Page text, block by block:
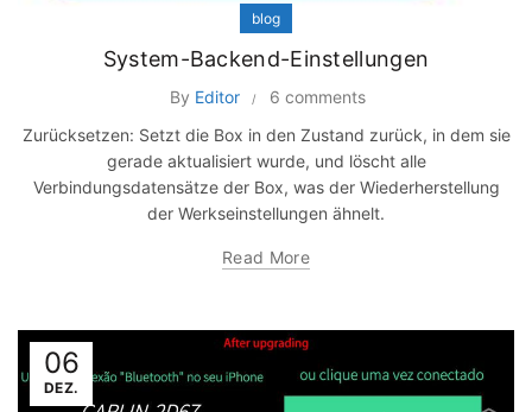
blog
System-Backend-Einstellungen
By Editor
6 comments
Zurücksetzen: Setzt die Box in den Zustand zurück, in dem sie
gerade aktualisiert wurde, und löscht alle
Verbindungsdatensätze der Box, was der Wiederherstellung
der Werkseinstellungen ähnelt.
Read More
06
DEZ.